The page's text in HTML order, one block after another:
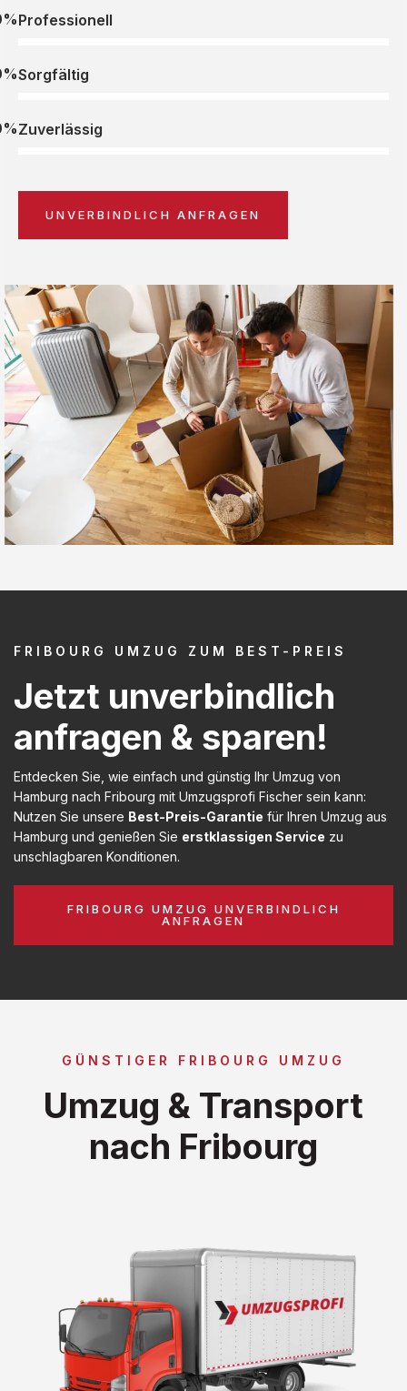
Professionell
Sorgfältig
Zuverlässig
UNVERBINDLICH ANFRAGEN
FRIBOURG UMZUG ZUM BEST-PREIS
Jetzt unverbindlich
anfragen & sparen!
Entdecken Sie, wie einfach und günstig Ihr Umzug von
Hamburg nach Fribourg mit Umzugsprofi Fischer sein kann:
Nutzen Sie unsere Best-Preis-Garantie für Ihren Umzug aus
Hamburg und genießen Sie erstklassigen Service zu
unschlagbaren Konditionen.
FRIBOURG UMZUG UNVERBINDLICH
ANFRAGEN
GÜNSTIGER FRIBOURG UMZUG
Umzug & Transport
nach Fribourg